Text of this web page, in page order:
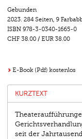
Gebunden
2023. 284 Seiten, 9
ISBN 978-3-0340-1665-0
CHF 38.00 / EUR 38.00
E-Book (Pdf) kostenlos
KURZTEXT
seit der